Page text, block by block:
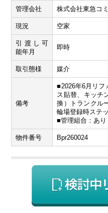
管理会社 株式会社東急コ
現況 空家
引渡し可
能年月
即時
取引態様 媒介
備考
■2026年6月リフ
ス貼替、キッチ
換）トランクル
輪場登録時ステ
■管理組合：あり
物件番号 Bpr260024